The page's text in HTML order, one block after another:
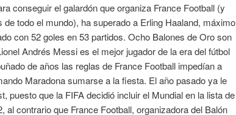
conseguir el galardón que organiza France Football (y
de todo el mundo), ha superado a Erling Haaland, máximo
con 52 goles en 53 partidos. Ocho Balones de Oro son
Andrés Messi es el mejor jugador de la era del fútbol
de años las reglas de France Football impedían a
Maradona sumarse a la fiesta. El año pasado ya le
puesto que la FIFA decidió incluir el Mundial en la lista de
al contrario que France Football, organizadora del Balón